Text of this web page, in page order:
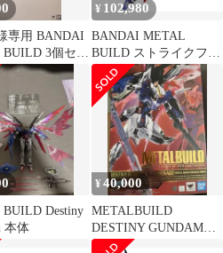
専用 BANDAI
BUILD 3個セッ
¥ 102,980
BANDAI METAL
BUILD ストライクフリ
ーダムガンダム SOUL
BLUE Ver. 『機動戦士
ガンダムSEED
DESTINY』(魂ネイシ
ョン2018、魂ウェブ商
店限定)
Destiny
本体
¥40,000
METALBUILD
DESTINY GUNDAM
FULL PACKAGE